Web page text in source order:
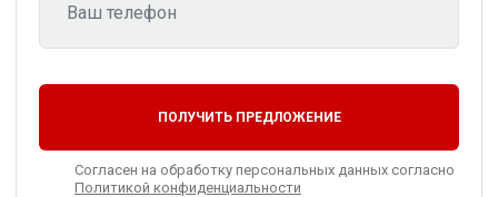
ПОЛУЧИТЬ ПРЕДЛОЖЕНИЕ
Согласен на обработку персональных данных согласно
Политикой конфиденциальности